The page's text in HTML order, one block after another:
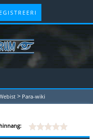
> Para-wiki